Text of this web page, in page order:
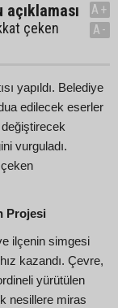
çeken
A+
A-
yapıldı. Belediye
edilecek eserler
vurguladı.
Projesi
ilçenin simgesi
kazandı. Çevre,
yürütülen
nesillere miras